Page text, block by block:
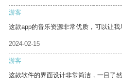
游客
这款app的音乐资源非常优质，可以让我
2024-02-15
游客
这款软件的界面设计非常简洁，一目了然